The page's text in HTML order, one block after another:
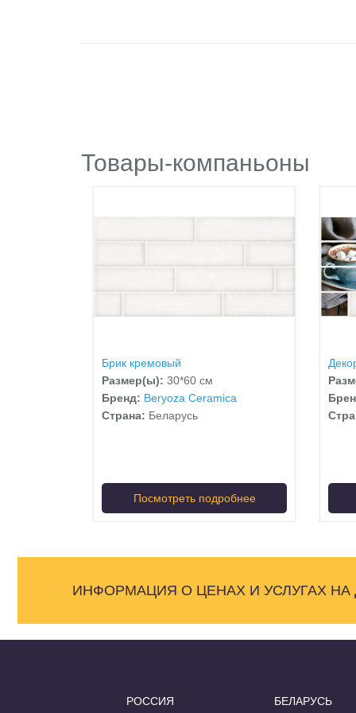
Товары-компаньоны
Брик кремовый
Размер(ы): 30*60 см
Бренд: Beryoza Ceramica
Страна: Беларусь
Посмотреть подробнее
ИНФОРМАЦИЯ О ЦЕНАХ И УСЛУГАХ
РОССИЯ БЕЛАРУСЬ